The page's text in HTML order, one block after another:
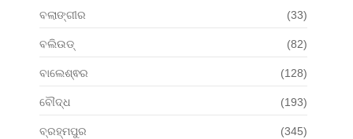
ବଲାଙ୍ଗୀର (33)
ବଲିଉଡ୍ (82)
ବାଲେଶ୍ଵର (128)
ବୌଦ୍ଧ (193)
ବ୍ରହ୍ମପୁର (345)